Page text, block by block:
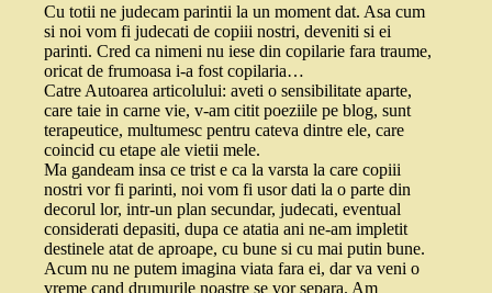
Cu totii ne judecam parintii la un moment dat. Asa cum
si noi vom fi judecati de copiii nostri, deveniti si ei
parinti. Cred ca nimeni nu iese din copilarie fara traume,
oricat de frumoasa i-a fost copilaria…
Catre Autoarea articolului: aveti o sensibilitate aparte,
care taie in carne vie, v-am citit poeziile pe blog, sunt
terapeutice, multumesc pentru cateva dintre ele, care
coincid cu etape ale vietii mele.
Ma gandeam insa ce trist e ca la varsta la care copiii
nostri vor fi parinti, noi vom fi usor dati la o parte din
decorul lor, intr-un plan secundar, judecati, eventual
considerati depasiti, dupa ce atatia ani ne-am impletit
destinele atat de aproape, cu bune si cu mai putin bune.
Acum nu ne putem imagina viata fara ei, dar va veni o
vreme cand drumurile noastre se vor separa. Am